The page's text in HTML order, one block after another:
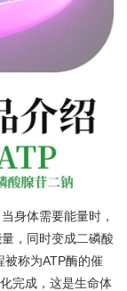
身体需要能量时，
，同时变成二磷酸
被称为ATP酶的催
完成，这是生命体